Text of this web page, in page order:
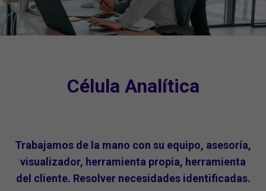
Célula Analítica
Trabajamos de la mano con su equipo, asesoría,
visualizador, herramienta propia, herramienta
del cliente. Resolver necesidades identificadas.